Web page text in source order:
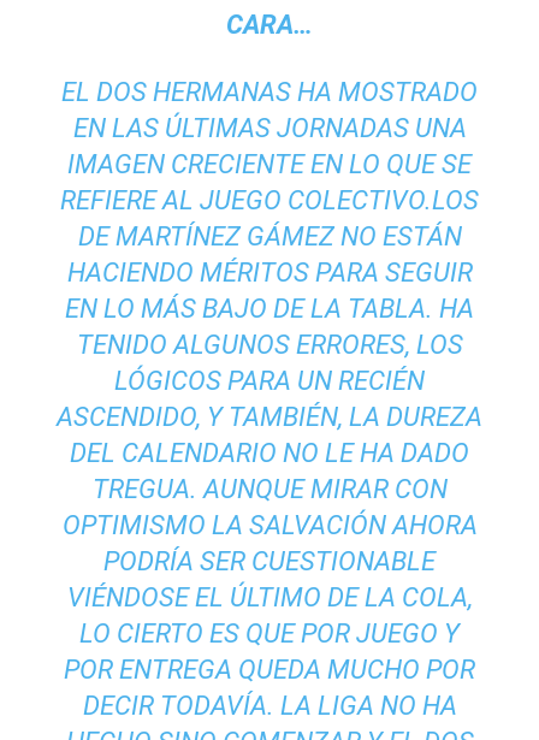
CARA…
EL DOS HERMANAS HA MOSTRADO
EN LAS ÚLTIMAS JORNADAS UNA
IMAGEN CRECIENTE EN LO QUE SE
REFIERE AL JUEGO COLECTIVO.LOS
DE MARTÍNEZ GÁMEZ NO ESTÁN
HACIENDO MÉRITOS PARA SEGUIR
EN LO MÁS BAJO DE LA TABLA. HA
TENIDO ALGUNOS ERRORES, LOS
LÓGICOS PARA UN RECIÉN
ASCENDIDO, Y TAMBIÉN, LA DUREZA
DEL CALENDARIO NO LE HA DADO
TREGUA. AUNQUE MIRAR CON
OPTIMISMO LA SALVACIÓN AHORA
PODRÍA SER CUESTIONABLE
VIÉNDOSE EL ÚLTIMO DE LA COLA,
LO CIERTO ES QUE POR JUEGO Y
POR ENTREGA QUEDA MUCHO POR
DECIR TODAVÍA. LA LIGA NO HA